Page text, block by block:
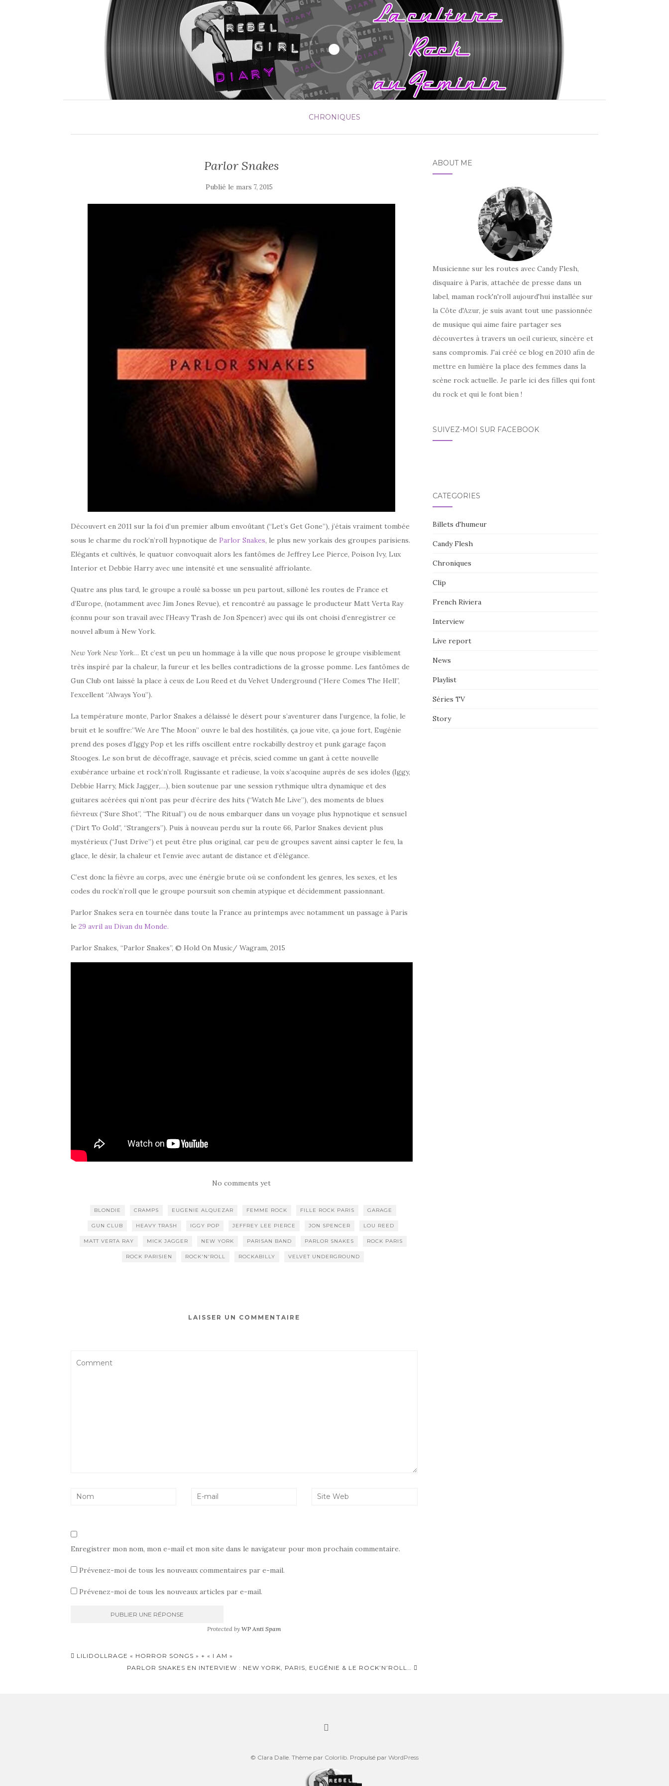
CHRONIQUES
Parlor Snakes
Publié le mars 7, 2015
Découvert en 2011 sur la foi d’un premier album envoûtant (“Let’s Get Gone”), j’étais vraiment tombée
sous le charme du rock’n’roll hypnotique de Parlor Snakes, le plus new yorkais des groupes parisiens.
Elégants et cultivés, le quatuor convoquait alors les fantômes de Jeffrey Lee Pierce, Poison Ivy, Lux
Interior et Debbie Harry avec une intensité et une sensualité affriolante.
Quatre ans plus tard, le groupe a roulé sa bosse un peu partout, silloné les routes de France et
d’Europe, (notamment avec Jim Jones Revue), et rencontré au passage le producteur Matt Verta Ray
(connu pour son travail avec l’Heavy Trash de Jon Spencer) avec qui ils ont choisi d’enregistrer ce
nouvel album à New York.
New York New York… Et c’est un peu un hommage à la ville que nous propose le groupe visiblement
très inspiré par la chaleur, la fureur et les belles contradictions de la grosse pomme. Les fantômes de
Gun Club ont laissé la place à ceux de Lou Reed et du Velvet Underground (“Here Comes The Hell”,
l’excellent “Always You”).
La température monte, Parlor Snakes a délaissé le désert pour s’aventurer dans l’urgence, la folie, le
bruit et le souffre:”We Are The Moon” ouvre le bal des hostilités, ça joue vite, ça joue fort, Eugénie
prend des poses d’Iggy Pop et les riffs oscillent entre rockabilly destroy et punk garage façon
Stooges. Le son brut de décoffrage, sauvage et précis, scied comme un gant à cette nouvelle
exubérance urbaine et rock’n’roll. Rugissante et radieuse, la voix s’acoquine auprès de ses idoles (Iggy,
Debbie Harry, Mick Jagger,…), bien soutenue par une session rythmique ultra dynamique et des
guitares acérées qui n’ont pas peur d’écrire des hits (“Watch Me Live”), des moments de blues
fièvreux (“Sure Shot”, “The Ritual”) ou de nous embarquer dans un voyage plus hypnotique et sensuel
(“Dirt To Gold”, “Strangers”). Puis à nouveau perdu sur la route 66, Parlor Snakes devient plus
mystérieux (“Just Drive”) et peut être plus original, car peu de groupes savent ainsi capter le feu, la
glace, le désir, la chaleur et l’envie avec autant de distance et d’élégance.
C’est donc la fièvre au corps, avec une énérgie brute où se confondent les genres, les sexes, et les
codes du rock’n’roll que le groupe poursuit son chemin atypique et décidemment passionnant.
Parlor Snakes sera en tournée dans toute la France au printemps avec notamment un passage à Paris
le 29 avril au Divan du Monde.
Parlor Snakes, “Parlor Snakes”, © Hold On Music/ Wagram, 2015
No comments yet
BLONDIE CRAMPS EUGENIE ALQUEZAR FEMME ROCK FILLE ROCK PARIS GARAGE
GUN CLUB HEAVY TRASH IGGY POP JEFFREY LEE PIERCE JON SPENCER LOU REED
MATT VERTA RAY MICK JAGGER NEW YORK PARISAN BAND PARLOR SNAKES ROCK PARIS
ROCK PARISIEN ROCK'N'ROLL ROCKABILLY VELVET UNDERGROUND
LAISSER UN COMMENTAIRE
Enregistrer mon nom, mon e-mail et mon site dans le navigateur pour mon prochain commentaire.
Prévenez-moi de tous les nouveaux commentaires par e-mail.
Prévenez-moi de tous les nouveaux articles par e-mail.
Protected by WP Anti Spam
Pagination
LILIDOLLRAGE « HORROR SONGS » + « I AM »
PARLOR SNAKES EN INTERVIEW : NEW YORK, PARIS, EUGÉNIE & LE ROCK’N’ROLL…
ABOUT ME
Musicienne sur les routes avec Candy Flesh,
disquaire à Paris, attachée de presse dans un
label, maman rock'n'roll aujourd'hui installée sur
la Côte d'Azur, je suis avant tout une passionnée
de musique qui aime faire partager ses
découvertes à travers un oeil curieux, sincère et
sans compromis. J'ai créé ce blog en 2010 afin de
mettre en lumière la place des femmes dans la
scène rock actuelle. Je parle ici des filles qui font
du rock et qui le font bien !
SUIVEZ-MOI SUR FACEBOOK
CATÉGORIES
Billets d'humeur
Candy Flesh
Chroniques
Clip
French Riviera
Interview
Live report
News
Playlist
Séries TV
Story
© Clara Dalle. Thème par Colorlib . Propulsé par WordPress